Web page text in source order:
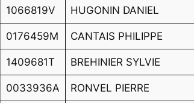
1066819V HUGONIN DANIEL
0176459M CANTAIS PHILIPPE
1409681T BREHINIER SYLVIE
0033936A RONVEL PIERRE